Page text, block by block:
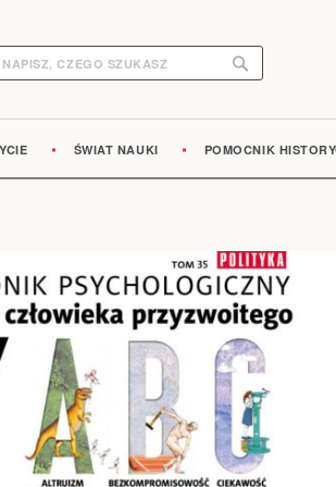
Search
ŚWIAT NAUKI POMOCNIK